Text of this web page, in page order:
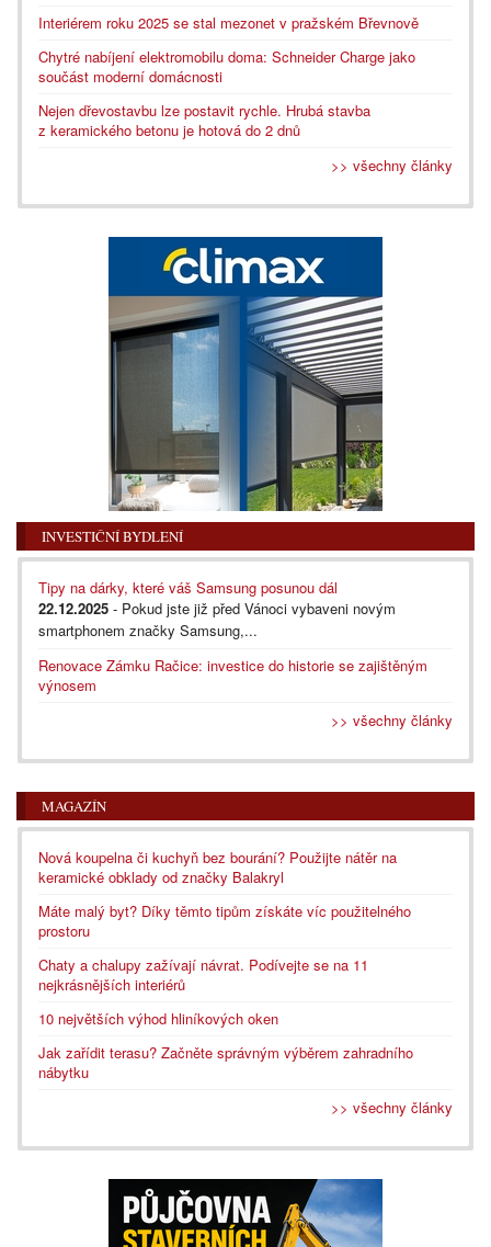
Interiérem roku 2025 se stal mezonet v pražském Břevnově
Chytré nabíjení elektromobilu doma: Schneider Charge jako
součást moderní domácnosti
Nejen dřevostavbu lze postavit rychle. Hrubá stavba
z keramického betonu je hotová do 2 dnů
>> všechny články
INVESTIČNÍ BYDLENÍ
Tipy na dárky, které váš Samsung posunou dál
22.12.2025 - Pokud jste již před Vánoci vybaveni novým
smartphonem značky Samsung,...
Renovace Zámku Račice: investice do historie se zajištěným
výnosem
>> všechny články
MAGAZÍN
Nová koupelna či kuchyň bez bourání? Použijte nátěr na
keramické obklady od značky Balakryl
Máte malý byt? Díky těmto tipům získáte víc použitelného
prostoru
Chaty a chalupy zažívají návrat. Podívejte se na 11
nejkrásnějších interiérů
10 největších výhod hliníkových oken
Jak zařídit terasu? Začněte správným výběrem zahradního
nábytku
>> všechny články